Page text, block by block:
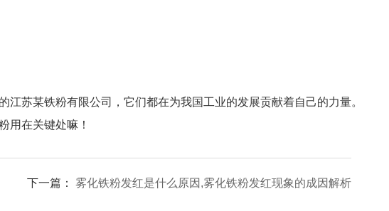
苏某铁粉有限公司，它们都在为我国工业的发展贡献着自己的力量。
用在关键处嘛！
下一篇：雾化铁粉发红是什么原因,雾化铁粉发红现象的成因解析